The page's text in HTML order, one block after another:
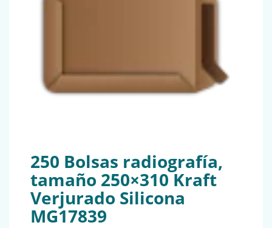
250 Bolsas radiografía,
tamaño 250×310 Kraft
Verjurado Silicona
MG17839